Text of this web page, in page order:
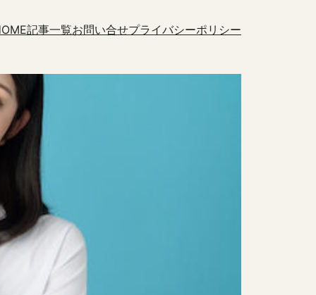
記事一覧お問い合せプライバシーポリシー